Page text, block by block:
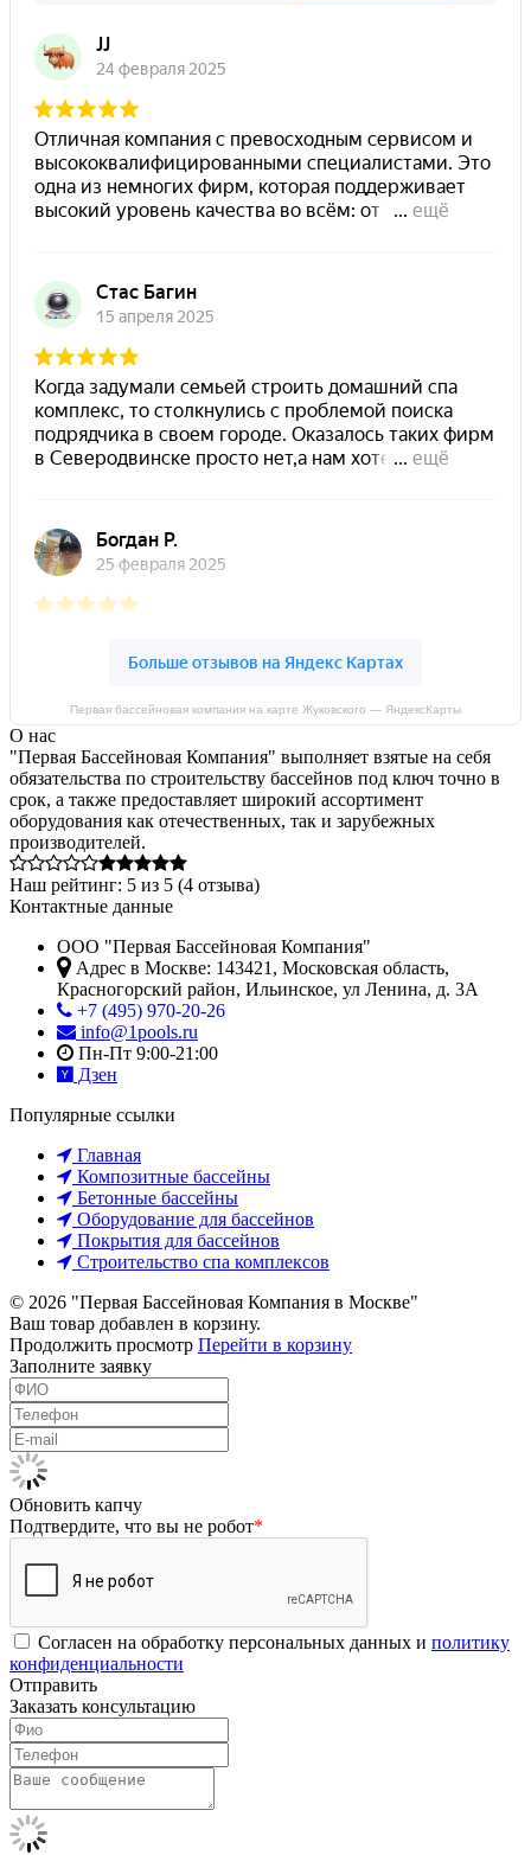
Первая бассейновая компания на карте Жуковского — ЯндексКарты
О нас
"Первая Бассейновая Компания" выполняет взятые на себя
обязательства по строительству бассейнов под ключ точно в
срок, а также предоставляет широкий ассортимент
оборудования как отечественных, так и зарубежных
производителей.
Наш рейтинг: 5 из 5 (4 отзыва)
Контактные данные
ООО "Первая Бассейновая Компания"
Адрес в Москве: 143421 , Московская область,
Красногорский район, Ильинское, ул Ленина, д. 3А
+7 (495) 970-20-26
info@1pools.ru
Пн-Пт 9:00-21:00
Дзен
Популярные ссылки
Главная
Композитные бассейны
Бетонные бассейны
Оборудование для бассейнов
Покрытия для бассейнов
Строительство спа комплексов
© 2026 "Первая Бассейновая Компания в Москве"
Ваш товар добавлен в корзину.
Продолжить просмотр Перейти в корзину
Заполните заявку
Обновить капчу
Подтвердите, что вы не робот*
Согласен на обработку персональных данных и политику
конфиденциальности
Отправить
Заказать консультацию